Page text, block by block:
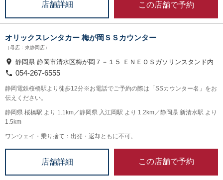
店舗詳細 この店舗で予約
オリックスレンタカー 梅が岡ＳＳカウンター
（母店：東静岡店）
静岡県 静岡市清水区梅が岡７－１５ ＥＮＥＯＳガソリンスタンド内
054-267-6555
静岡電鉄桜橋駅より徒歩12分※お電話でご予約の際は「SSカウンター名」をお
伝えください。
静岡県 桜橋駅 より 1.1km／静岡県 入江岡駅 より 1.2km／静岡県 新清水駅 より
1.5km
ワンウェイ・乗り捨て：出発・返却ともに不可。
店舗詳細 この店舗で予約